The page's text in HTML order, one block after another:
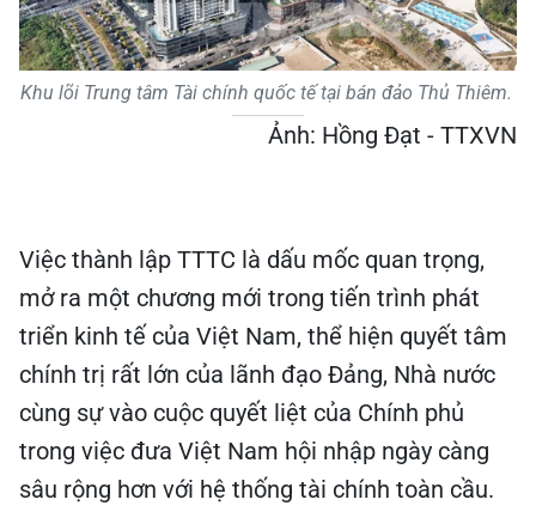
Khu lõi Trung tâm Tài chính quốc tế tại bán đảo Thủ Thiêm.
Ảnh: Hồng Đạt - TTXVN
Việc thành lập TTTC là dấu mốc quan trọng,
mở ra một chương mới trong tiến trình phát
triển kinh tế của Việt Nam, thể hiện quyết tâm
chính trị rất lớn của lãnh đạo Đảng, Nhà nước
cùng sự vào cuộc quyết liệt của Chính phủ
trong việc đưa Việt Nam hội nhập ngày càng
sâu rộng hơn với hệ thống tài chính toàn cầu.